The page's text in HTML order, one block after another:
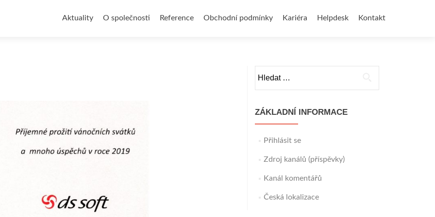
k
Aktuality O společnosti Reference Obchodní podmínky Kariéra Helpdesk Kontakt
ZÁKLADNÍ INFORMACE
Přihlásit se
Zdroj kanálů (příspěvky)
Kanál komentářů
Česká lokalizace